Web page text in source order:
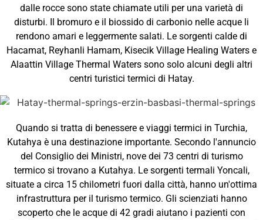
dalle rocce sono state chiamate utili per una varietà di
disturbi. Il bromuro e il biossido di carbonio nelle acque li
rendono amari e leggermente salati. Le sorgenti calde di
Hacamat, Reyhanli Hamam, Kisecik Village Healing Waters e
Alaattin Village Thermal Waters sono solo alcuni degli altri
centri turistici termici di Hatay.
Quando si tratta di benessere e viaggi termici in Turchia,
Kutahya è una destinazione importante. Secondo l'annuncio
del Consiglio dei Ministri, nove dei 73 centri di turismo
termico si trovano a Kutahya. Le sorgenti termali Yoncali,
situate a circa 15 chilometri fuori dalla città, hanno un'ottima
infrastruttura per il turismo termico. Gli scienziati hanno
scoperto che le acque di 42 gradi aiutano i pazienti con